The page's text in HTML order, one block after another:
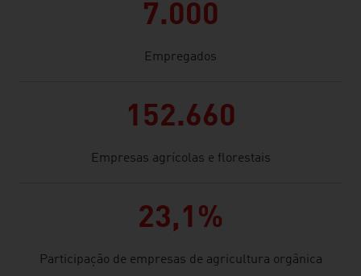
7.000
Empregados
152.660
Empresas agrícolas e florestais
23,1%
Participação de empresas de agricultura orgânica